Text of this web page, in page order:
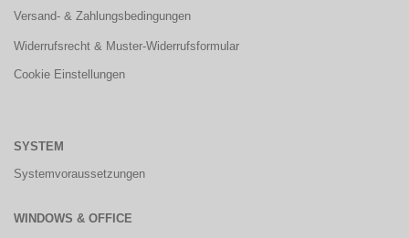
Versand- & Zahlungsbedingungen
Widerrufsrecht & Muster-Widerrufsformular
Cookie Einstellungen
SYSTEM
Systemvoraussetzungen
WINDOWS & OFFICE